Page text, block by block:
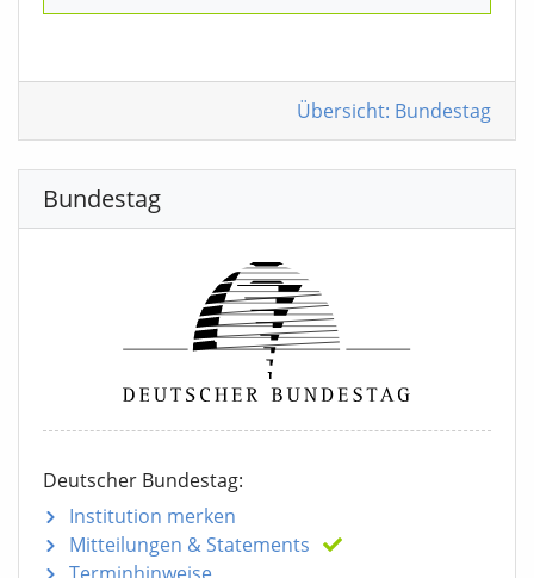
Übersicht: Bundestag
Bundestag
Deutscher Bundestag:
Institution merken
Mitteilungen & Statements